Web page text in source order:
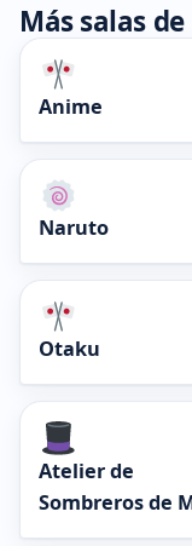
Más salas
Anime
Naruto
Otaku
Atelier de
Sombreros de